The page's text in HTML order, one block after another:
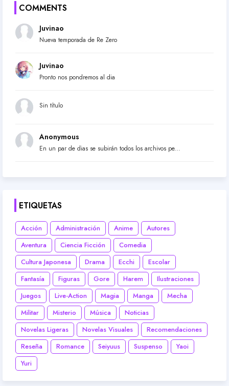
COMMENTS
Juvinao
Nueva temporada de Re Zero
Juvinao
Pronto nos pondremos al dia
Sin título
Anonymous
En un par de dias se subirán todos los archivos pe...
ETIQUETAS
Acción Administración Anime
Autores
Aventura
Ciencia Ficción
Comedia
Cultura Japonesa
Drama Ecchi
Escolar
Fantasía
Figuras Gore Harem
Ilustraciones
Juegos
Live-Action Magia Manga
Mecha
Militar
Misterio Música
Noticias
Novelas Ligeras
Novelas Visuales
Recomendaciones
Reseña
Romance Seiyuus Suspenso
Yaoi
Yuri